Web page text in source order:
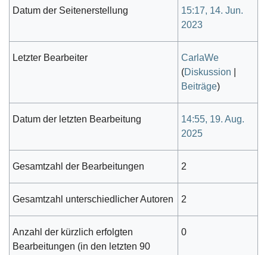
Datum der Seitenerstellung
15:17, 14. Jun.
2023
Letzter Bearbeiter
CarlaWe
(Diskussion
Beiträge)
Datum der letzten Bearbeitung
14:55, 19. Aug.
2025
Gesamtzahl der Bearbeitungen 2
Gesamtzahl unterschiedlicher Autoren 2
Anzahl der kürzlich erfolgten
Bearbeitungen (in den letzten 90
0